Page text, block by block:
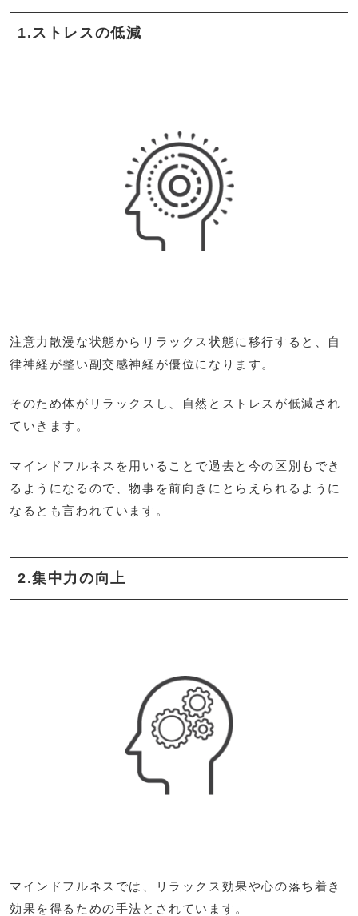
1.ストレスの低減
注意力散漫な状態からリラックス状態に移行すると、自
律神経が整い副交感神経が優位になります。
そのため体がリラックスし、自然とストレスが低減され
ていきます。
マインドフルネスを用いることで過去と今の区別もでき
るようになるので、物事を前向きにとらえられるように
なるとも言われています。
2.集中力の向上
マインドフルネスでは、リラックス効果や心の落ち着き
効果を得るための手法とされています。